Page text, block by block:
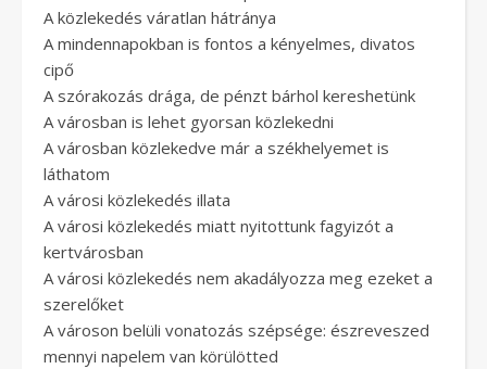
A közlekedés váratlan hátránya
A mindennapokban is fontos a kényelmes, divatos
cipő
A szórakozás drága, de pénzt bárhol kereshetünk
A városban is lehet gyorsan közlekedni
A városban közlekedve már a székhelyemet is
láthatom
A városi közlekedés illata
A városi közlekedés miatt nyitottunk fagyizót a
kertvárosban
A városi közlekedés nem akadályozza meg ezeket a
szerelőket
A városon belüli vonatozás szépsége: észreveszed
mennyi napelem van körülötted